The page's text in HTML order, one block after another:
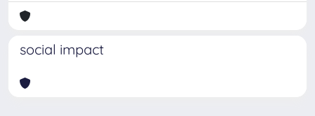
social impact